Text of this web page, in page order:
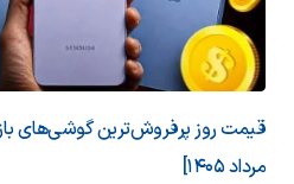
مرداد 1405]